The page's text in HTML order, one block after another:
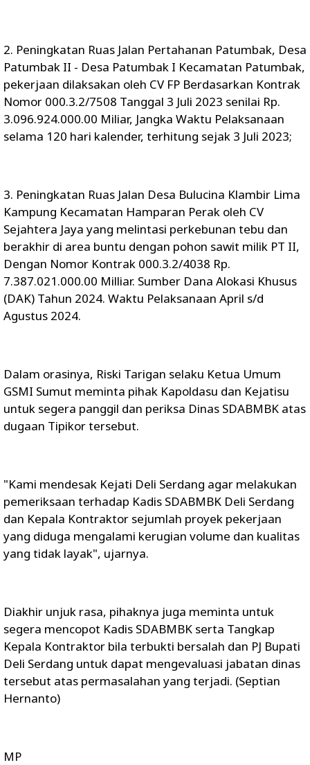
2. Peningkatan Ruas Jalan Pertahanan Patumbak, Desa
Patumbak II - Desa Patumbak I Kecamatan Patumbak,
pekerjaan dilaksakan oleh CV FP Berdasarkan Kontrak
Nomor 000.3.2/7508 Tanggal 3 Juli 2023 senilai Rp.
3.096.924.000.00 Miliar, Jangka Waktu Pelaksanaan
selama 120 hari kalender, terhitung sejak 3 Juli 2023;
3. Peningkatan Ruas Jalan Desa Bulucina Klambir Lima
Kampung Kecamatan Hamparan Perak oleh CV
Sejahtera Jaya yang melintasi perkebunan tebu dan
berakhir di area buntu dengan pohon sawit milik PT II,
Dengan Nomor Kontrak 000.3.2/4038 Rp.
7.387.021.000.00 Milliar. Sumber Dana Alokasi Khusus
(DAK) Tahun 2024. Waktu Pelaksanaan April s/d
Agustus 2024.
Dalam orasinya, Riski Tarigan selaku Ketua Umum
GSMI Sumut meminta pihak Kapoldasu dan Kejatisu
untuk segera panggil dan periksa Dinas SDABMBK atas
dugaan Tipikor tersebut.
"Kami mendesak Kejati Deli Serdang agar melakukan
pemeriksaan terhadap Kadis SDABMBK Deli Serdang
dan Kepala Kontraktor sejumlah proyek pekerjaan
yang diduga mengalami kerugian volume dan kualitas
yang tidak layak", ujarnya.
Diakhir unjuk rasa, pihaknya juga meminta untuk
segera mencopot Kadis SDABMBK serta Tangkap
Kepala Kontraktor bila terbukti bersalah dan PJ Bupati
Deli Serdang untuk dapat mengevaluasi jabatan dinas
tersebut atas permasalahan yang terjadi. (Septian
Hernanto)
MP